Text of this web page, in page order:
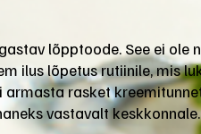
lõpptoode. See ei ole
ilus lõpetus rutiinile, mis
armasta rasket
vastavalt keskkonnale.